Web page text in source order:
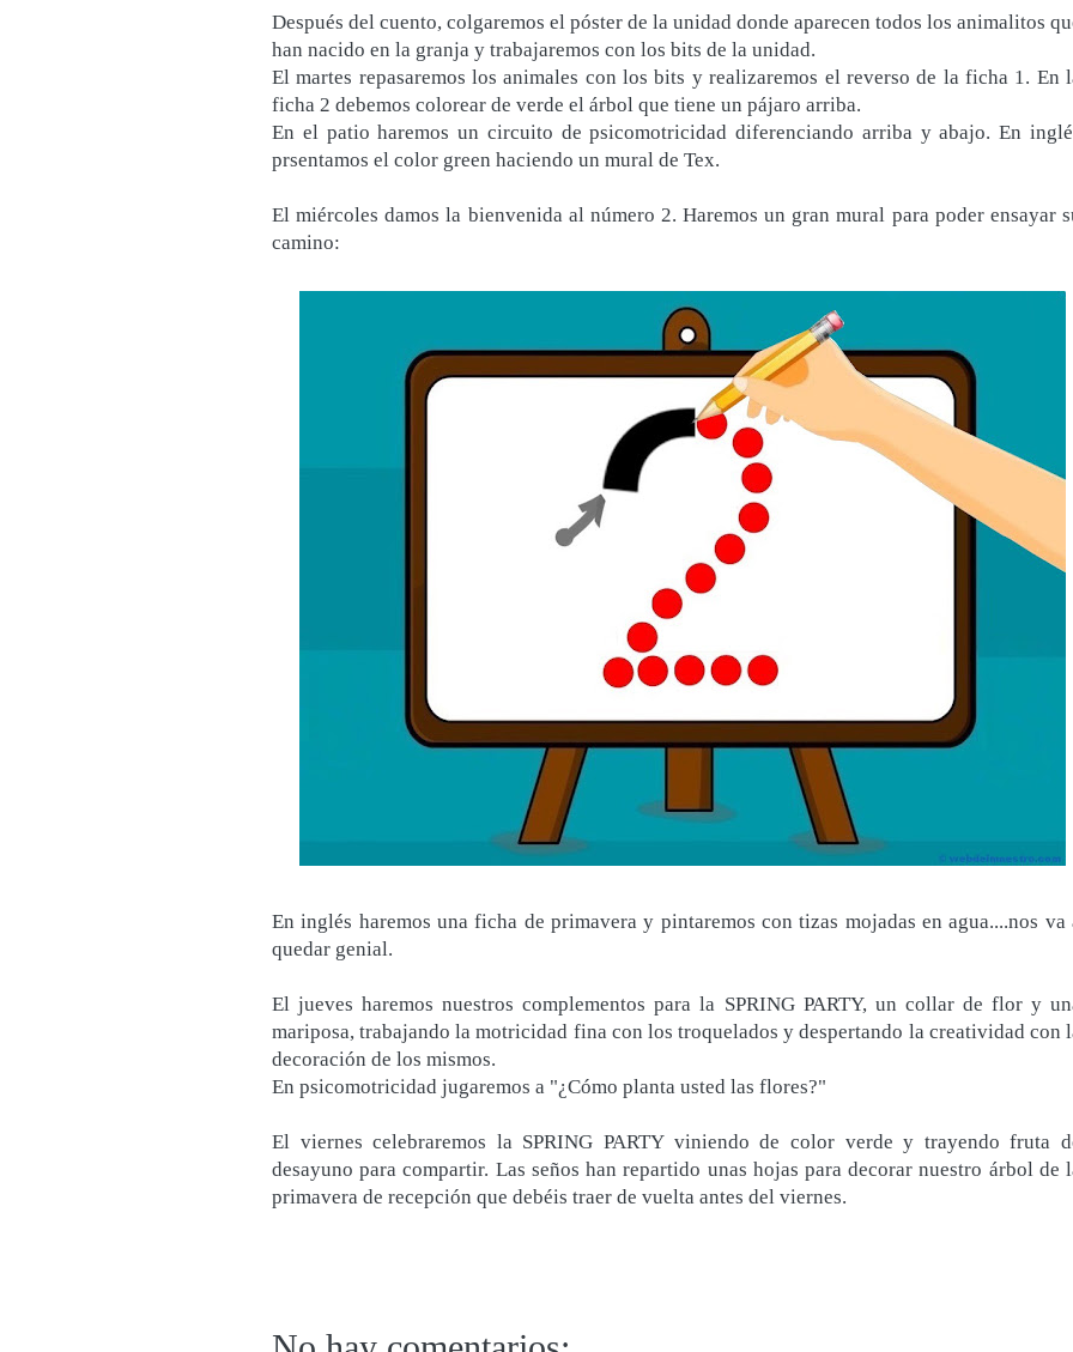
Después del cuento, colgaremos el póster de la unidad donde aparecen todos los animalitos
han nacido en la granja y trabajaremos con los bits de la unidad.
El martes repasaremos los animales con los bits y realizaremos el reverso de la ficha 1. En
ficha 2 debemos colorear de verde el árbol que tiene un pájaro arriba.
En el patio haremos un circuito de psicomotricidad diferenciando arriba y abajo. En
prsentamos el color green haciendo un mural de Tex.
El miércoles damos la bienvenida al número 2. Haremos un gran mural para poder ensayar
camino:
En inglés haremos una ficha de primavera y pintaremos con tizas mojadas en agua....nos va
quedar genial.
El jueves haremos nuestros complementos para la SPRING PARTY, un collar de flor y
mariposa, trabajando la motricidad fina con los troquelados y despertando la creatividad con
decoración de los mismos.
En psicomotricidad jugaremos a "¿Cómo planta usted las flores?"
El viernes celebraremos la SPRING PARTY viniendo de color verde y trayendo fruta
desayuno para compartir. Las seños han repartido unas hojas para decorar nuestro árbol de
primavera de recepción que debéis traer de vuelta antes del viernes.